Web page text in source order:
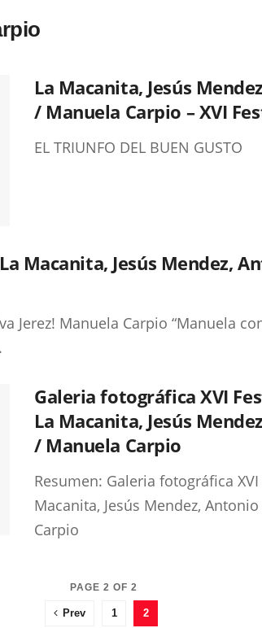
La Macanita, Jesús
/ Manuela Carpio – XVI
EL TRIUNFO DEL BUEN GUSTO
Macanita, Jesús Mendez,
Jerez! Manuela Carpio “Manuela
Galeria fotográfica XVI
La Macanita, Jesús
/ Manuela Carpio
Resumen: Galeria fotográfica XVI
Macanita, Jesús Mendez,
Carpio
PAGE 2 OF 2
Prev 1 2